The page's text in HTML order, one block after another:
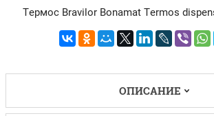
Термос Bravilor Bonamat Termos
ОПИСАНИЕ